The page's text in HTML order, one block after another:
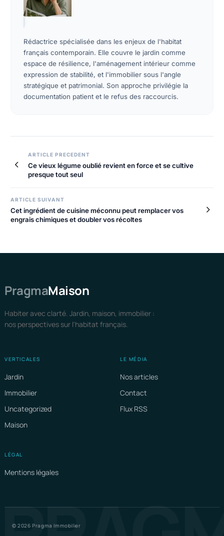
Rédactrice spécialisée dans les enjeux de l'habitat
français contemporain. Elle couvre le jardin comme
espace de résilience, l'aménagement intérieur comme
expression de stabilité, et l'immobilier sous l'angle
stratégique et patrimonial. Son approche privilégie la
documentation patient et le refus des raccourcis.
ARTICLE PRECEDENT
Ce vieux légume oublié revient en force et se cultive
presque tout seul
ARTICLE SUIVANT
Cet ingrédient de cuisine méconnu peut remplacer vos
engrais chimiques et doubler vos récoltes
PragmaMaison
Habiter avec clarté. Jardin, maison, immobilier :
nos perspectives sur l'habitat français.
VERTICALES
Jardin
Immobilier
Uncategorized
Maison
LE MÉDIA
Nos articles
Contact
Flux RSS
LÉGAL
Mentions légales
© 2026 Pragma Immobilier